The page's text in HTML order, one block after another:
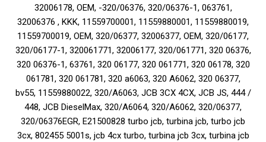
32006178, OEM, -320/06376, 320/06376-1, 063761,
32006376 , KKK, 11559700001, 11559880001, 11559880019,
11559700019, OEM, 320/06377, 32006377, OEM, 320/06177,
320/06177-1, 320061771, 32006177, 320/061771, 320 06376,
320 06376-1, 63761, 320 06177, 320 061771, 320 06178, 320
061781, 320 061781, 320 a6063, 320 A6062, 320 06377,
bv55, 11559880022, 320/A6063, JCB 3CX 4CX, JCB JS, 444 /
448, JCB DieselMax, 320/A6064, 320/A6062, 320/06377,
320/06376EGR, E21500828 turbo jcb, turbina jcb, turbo jcb
3cx, 802455 5001s, jcb 4cx turbo, turbina jcb 3cx, turbina jcb